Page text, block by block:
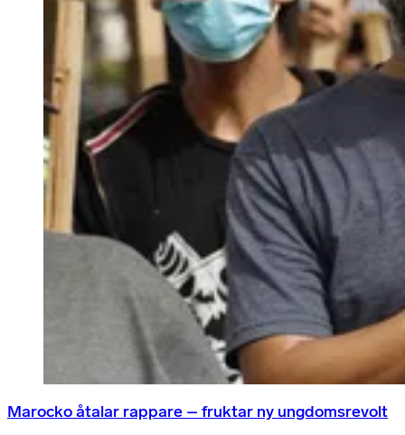
Marocko åtalar rappare – fruktar ny ungdomsrevolt